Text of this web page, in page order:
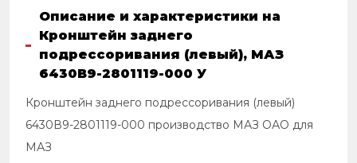
Описание и характеристики на
Кронштейн заднего
подрессоривания (левый), МАЗ
6430В9-2801119-000 У
Кронштейн заднего подрессоривания (левый)
6430В9-2801119-000 производство МАЗ ОАО для
МАЗ